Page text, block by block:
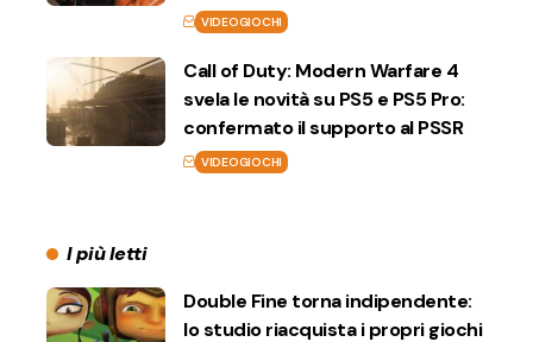
VIDEOGIOCHI
Call of Duty: Modern Warfare 4
svela le novità su PS5 e PS5 Pro:
confermato il supporto al PSSR
VIDEOGIOCHI
I più letti
Double Fine torna indipendente:
lo studio riacquista i propri giochi